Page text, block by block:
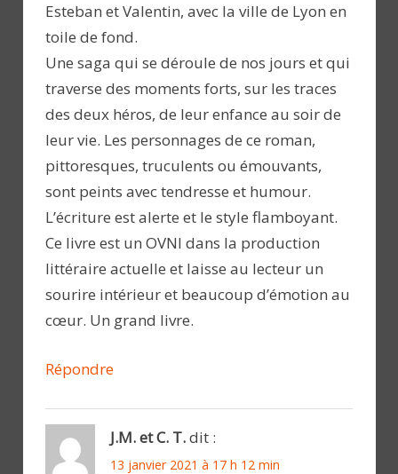
Esteban et Valentin, avec la ville de Lyon en
toile de fond.
Une saga qui se déroule de nos jours et qui
traverse des moments forts, sur les traces
des deux héros, de leur enfance au soir de
leur vie. Les personnages de ce roman,
pittoresques, truculents ou émouvants,
sont peints avec tendresse et humour.
L’écriture est alerte et le style flamboyant.
Ce livre est un OVNI dans la production
littéraire actuelle et laisse au lecteur un
sourire intérieur et beaucoup d’émotion au
cœur. Un grand livre.
Répondre
J.M. et C. T.dit :
13 janvier 2021 à 17 h 12 min